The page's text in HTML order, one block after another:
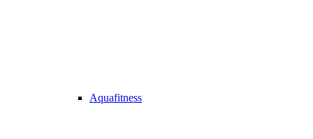
Aquafitness